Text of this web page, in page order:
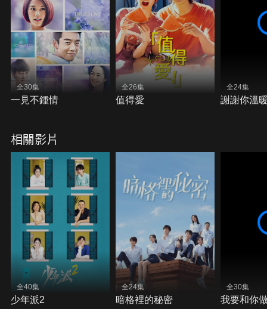
全30集
一見不鍾情
全26集
值得愛
全24集
謝謝你溫
相關影片
全40集
少年派2
全24集
暗格裡的秘密
全30集
我要和你